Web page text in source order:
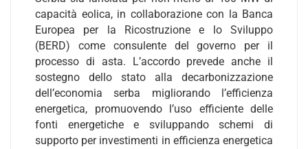
capacità eolica, in collaborazione con la Banca
Europea per la Ricostruzione e lo Sviluppo
(BERD) come consulente del governo per il
processo di asta. L’accordo prevede anche il
sostegno dello stato alla decarbonizzazione
dell’economia serba migliorando l’efficienza
energetica, promuovendo l’uso efficiente delle
fonti energetiche e sviluppando schemi di
supporto per investimenti in efficienza energetica